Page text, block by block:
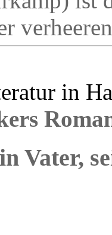
in
Vater,